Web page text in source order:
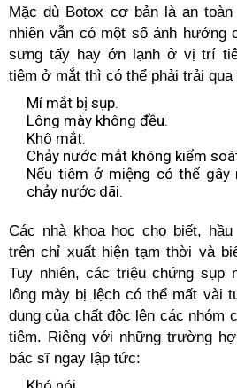
Mặc dù Botox cơ bản là an
nhiên vẫn có một số ảnh hưởng
sưng tấy hay ớn lạnh ở vị trí
tiêm ở mắt thì có thể phải trải
Mí mắt bị sụp.
Lông mày không đều.
Khô mắt.
Chảy nước mắt không kiểm
Nếu tiêm ở miệng có thể
chảy nước dãi.
Các nhà khoa học cho biết,
trên chỉ xuất hiện tạm thời và
Tuy nhiên, các triệu chứng sụp
lông mày bị lệch có thể mất vài
dụng của chất độc lên các nhóm
tiêm. Riêng với những trường
bác sĩ ngay lập tức: